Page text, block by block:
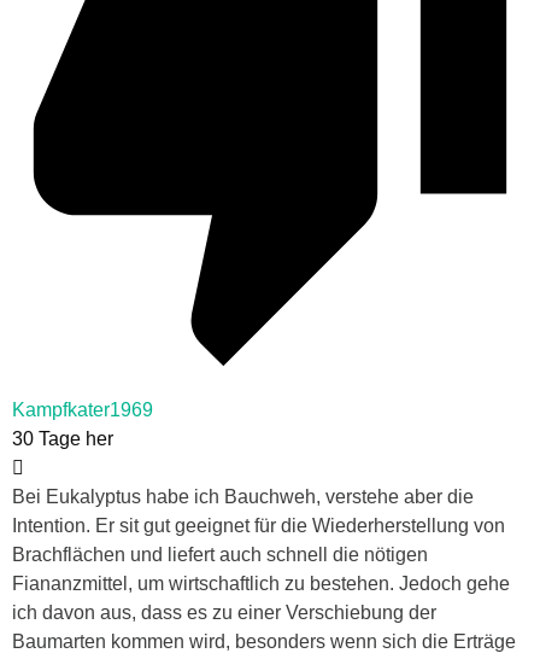
Kampfkater1969
30 Tage her
Bei Eukalyptus habe ich Bauchweh, verstehe aber die
Intention. Er sit gut geeignet für die Wiederherstellung von
Brachflächen und liefert auch schnell die nötigen
Fiananzmittel, um wirtschaftlich zu bestehen. Jedoch gehe
ich davon aus, dass es zu einer Verschiebung der
Baumarten kommen wird, besonders wenn sich die Erträge